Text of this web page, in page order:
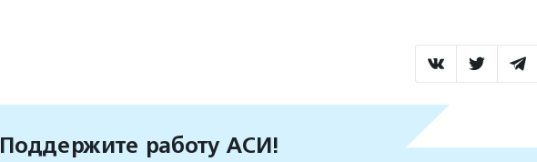
Поддержите работу АСИ!